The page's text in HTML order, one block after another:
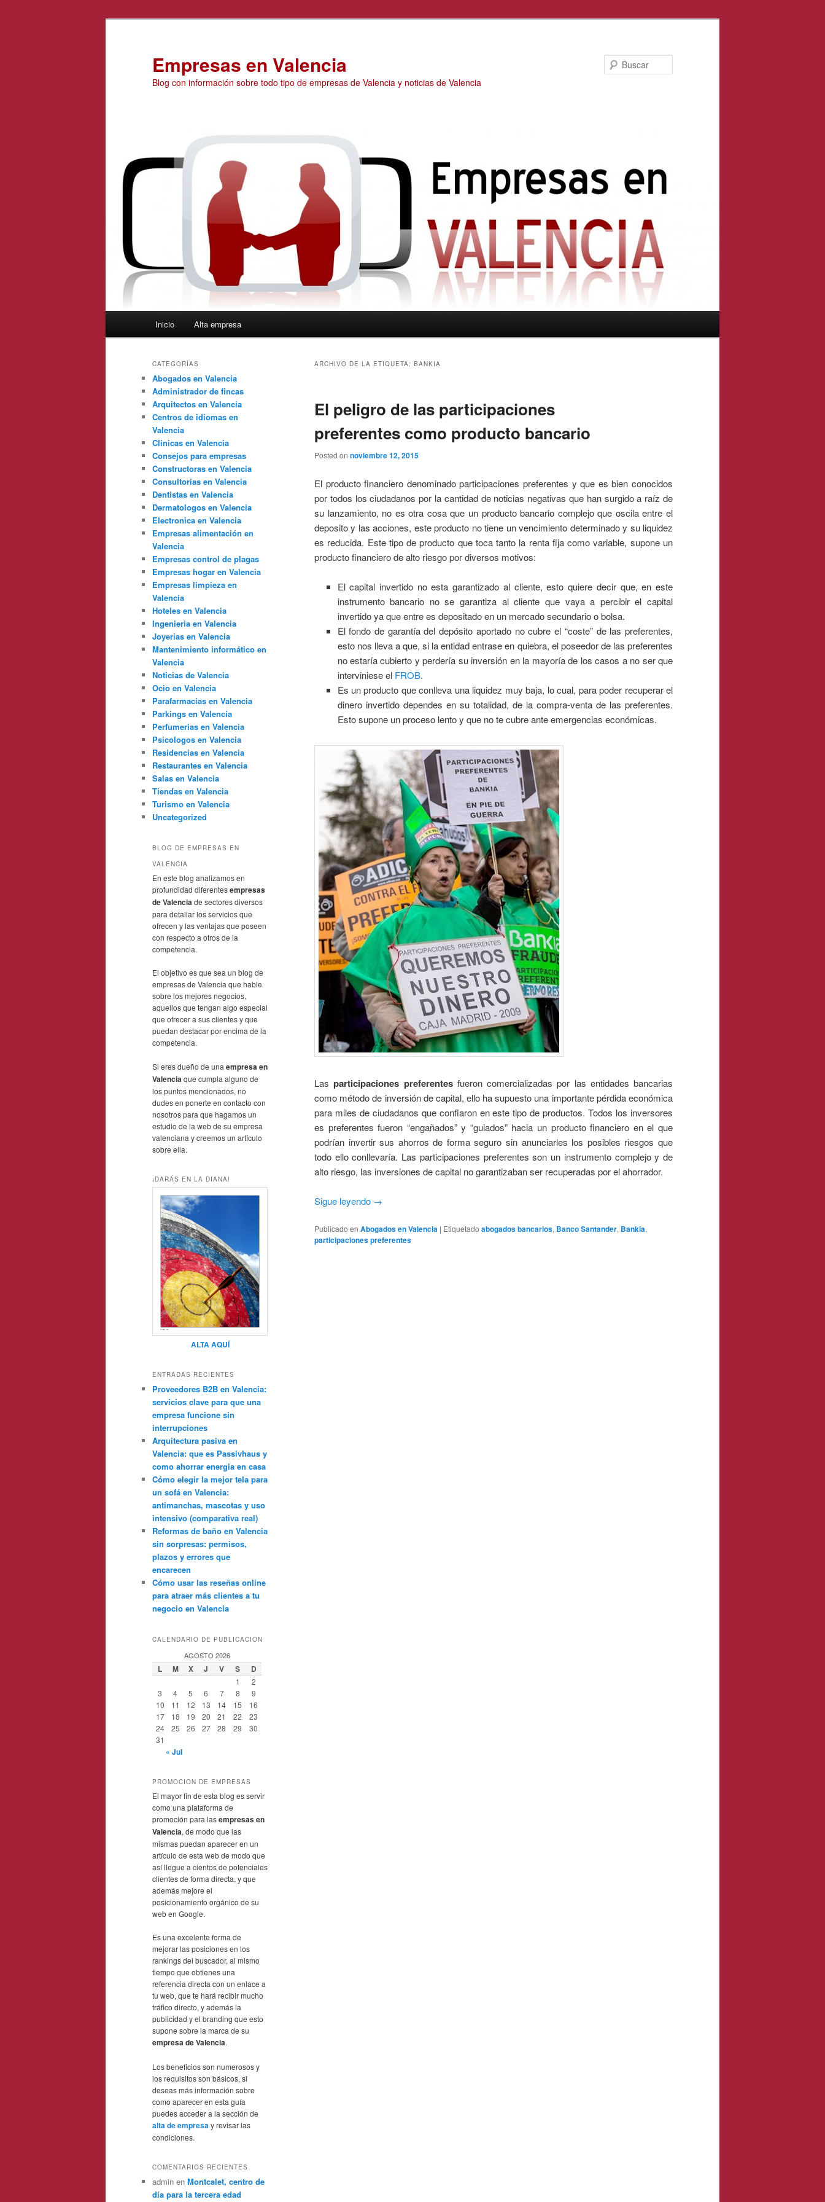
Empresas en Valencia
Blog con información sobre todo tipo de empresas de Valencia y noticias de Valencia
Inicio Alta empresa
ARCHIVO DE LA ETIQUETA: BANKIA
El peligro de las participaciones
preferentes como producto bancario
Posted on noviembre 12, 2015
El producto financiero denominado participaciones preferentes y que es bien conocidos
por todos los ciudadanos por la cantidad de noticias negativas que han surgido a raíz de
su lanzamiento, no es otra cosa que un producto bancario complejo que oscila entre el
deposito y las acciones, este producto no tiene un vencimiento determinado y su liquidez
es reducida. Este tipo de producto que toca tanto la renta fija como variable, supone un
producto financiero de alto riesgo por diversos motivos:
El capital invertido no esta garantizado al cliente, esto quiere decir que, en este
instrumento bancario no se garantiza al cliente que vaya a percibir el capital
invertido ya que entre es depositado en un mercado secundario o bolsa.
El fondo de garantía del depósito aportado no cubre el “coste” de las preferentes,
esto nos lleva a que, si la entidad entrase en quiebra, el poseedor de las preferentes
no estaría cubierto y perdería su inversión en la mayoría de los casos a no ser que
interviniese el FROB.
Es un producto que conlleva una liquidez muy baja, lo cual, para poder recuperar el
dinero invertido dependes en su totalidad, de la compra-venta de las preferentes.
Esto supone un proceso lento y que no te cubre ante emergencias económicas.
Lasparticipaciones preferentesfueron comercializadas por las entidades bancarias
como método de inversión de capital, ello ha supuesto una importante pérdida económica
para miles de ciudadanos que confiaron en este tipo de productos. Todos los inversores
es preferentes fueron “engañados” y “guiados” hacia un producto financiero en el que
podrían invertir sus ahorros de forma seguro sin anunciarles los posibles riesgos que
todo ello conllevaría. Las participaciones preferentes son un instrumento complejo y de
alto riesgo, las inversiones de capital no garantizaban ser recuperadas por el ahorrador.
Sigue leyendo →
Publicado en Abogados en Valencia | Etiquetado abogados bancarios, Banco Santander, Bankia,
participaciones preferentes
CATEGORÍAS
Abogados en Valencia
Administrador de fincas
Arquitectos en Valencia
Centros de idiomas en
Valencia
Clinicas en Valencia
Consejos para empresas
Constructoras en Valencia
Consultorias en Valencia
Dentistas en Valencia
Dermatologos en Valencia
Electronica en Valencia
Empresas alimentación en
Valencia
Empresas control de plagas
Empresas hogar en Valencia
Empresas limpieza en
Valencia
Hoteles en Valencia
Ingenieria en Valencia
Joyerias en Valencia
Mantenimiento informático en
Valencia
Noticias de Valencia
Ocio en Valencia
Parafarmacias en Valencia
Parkings en Valencia
Perfumerias en Valencia
Psicologos en Valencia
Residencias en Valencia
Restaurantes en Valencia
Salas en Valencia
Tiendas en Valencia
Turismo en Valencia
Uncategorized
BLOG DE EMPRESAS EN
VALENCIA
En este blog analizamos en
profundidad diferentesempresas
de Valenciade sectores diversos
para detallar los servicios que
ofrecen y las ventajas que poseen
con respecto a otros de la
competencia.
El objetivo es que sea un blog de
empresas de Valencia que hable
sobre los mejores negocios,
aquellos que tengan algo especial
que ofrecer a sus clientes y que
puedan destacar por encima de la
competencia.
Si eres dueño de una empresa en
Valenciaque cumpla alguno de
los puntos mencionados, no
dudes en ponerte en contacto con
nosotros para que hagamos un
estudio de la web de su empresa
valenciana y creemos un artículo
sobre ella.
¡DARÁS EN LA DIANA!
ALTA AQUÍ
ENTRADAS RECIENTES
Proveedores B2B en Valencia:
servicios clave para que una
empresa funcione sin
interrupciones
Arquitectura pasiva en
Valencia: que es Passivhaus y
como ahorrar energia en casa
Cómo elegir la mejor tela para
un sofá en Valencia:
antimanchas, mascotas y uso
intensivo (comparativa real)
Reformas de baño en Valencia
sin sorpresas: permisos,
plazos y errores que
encarecen
Cómo usar las reseñas online
para atraer más clientes a tu
negocio en Valencia
CALENDARIO DE PUBLICACION
AGOSTO 2026
L M X J V S D
1
2
3
4 5 6 7 8
9
10
11 12 13 14 15
16
17
18 19 20 21 22
23
24
25 26 27 28 29
30
31
« Jul
PROMOCION DE EMPRESAS
El mayor fin de esta blog es servir
como una plataforma de
promoción para lasempresas en
Valencia, de modo que las
mismas puedan aparecer en un
artículo de esta web de modo que
así llegue a cientos de potenciales
clientes de forma directa, y que
además mejore el
posicionamiento orgánico de su
web en Google.
Es una excelente forma de
mejorar las posiciones en los
rankings del buscador, al mismo
tiempo que obtienes una
referencia directa con un enlace a
tu web, que te hará recibir mucho
tráfico directo, y además la
publicidad y el branding que esto
supone sobre la marca de su
empresa de Valencia.
Los beneficios son numerosos y
los requisitos son básicos, si
deseas más información sobre
como aparecer en esta guía
puedes acceder a la sección de
alta de empresay revisar las
condiciones.
COMENTARIOS RECIENTES
admin en Montcalet, centro de
día para la tercera edad